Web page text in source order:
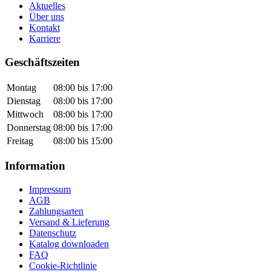
Aktuelles
Über uns
Kontakt
Karriere
Geschäftszeiten
Montag
08:00 bis 17:00
Dienstag
08:00 bis 17:00
Mittwoch
08:00 bis 17:00
Donnerstag 08:00 bis 17:00
Freitag
08:00 bis 15:00
Information
Impressum
AGB
Zahlungsarten
Versand & Lieferung
Datenschutz
Katalog downloaden
FAQ
Cookie-Richtlinie